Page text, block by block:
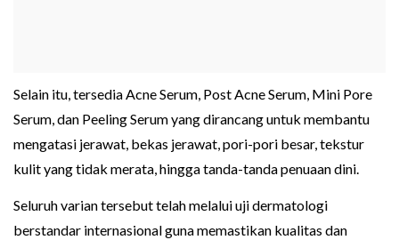
Selain itu, tersedia Acne Serum, Post Acne Serum, Mini Pore
Serum, dan Peeling Serum yang dirancang untuk membantu
mengatasi jerawat, bekas jerawat, pori-pori besar, tekstur
kulit yang tidak merata, hingga tanda-tanda penuaan dini.
Seluruh varian tersebut telah melalui uji dermatologi
berstandar internasional guna memastikan kualitas dan